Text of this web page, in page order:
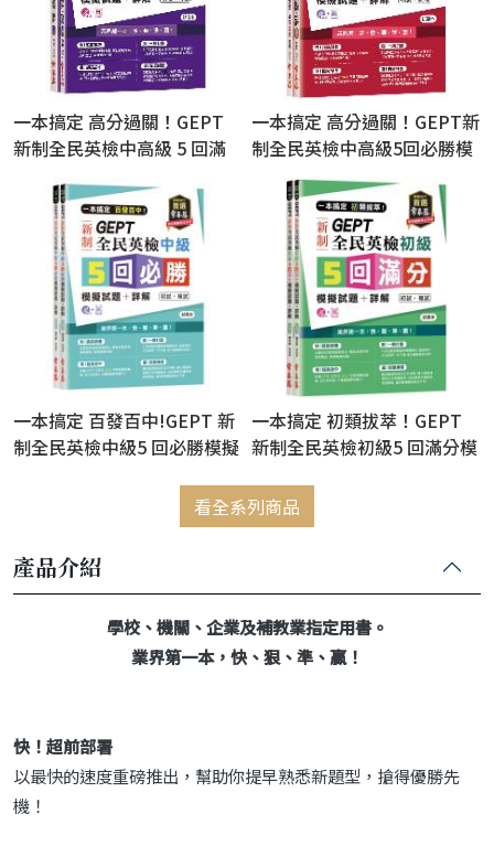
一本搞定 高分過關！GEPT
新制全民英檢中高級 5 回滿
試）：試題本+詳解本 + QR
Code線上音檔
一本搞定 高分過關！GEPT新
制全民英檢中高級5回必勝模
擬試題+詳解（初試+複
試）：試題本+詳解本+ QR
Code線上音檔
一本搞定 百發百中!GEPT 新
制全民英檢中級5 回必勝模擬
本+詳解本+ QR Code線上音
一本搞定 初類拔萃！GEPT
新制全民英檢初級5 回滿分模
試題本+詳解本+ QR Code線
上音檔
看全系列商品
產品介紹
學校、機關、企業及補教業指定用書。
業界第一本，快、狠、準、贏！
快！超前部署
以最快的速度重磅推出，幫助你提早熟悉新題型，搶得優勝先
機！